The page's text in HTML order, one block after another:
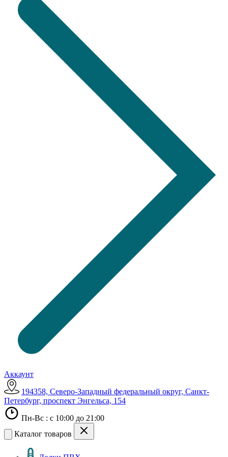
Аккаунт
194358, Северо-Западный федеральный округ, Санкт-
Петербург, проспект Энгельса, 154
Пн-Вс : с 10:00 до 21:00
Каталог товаров